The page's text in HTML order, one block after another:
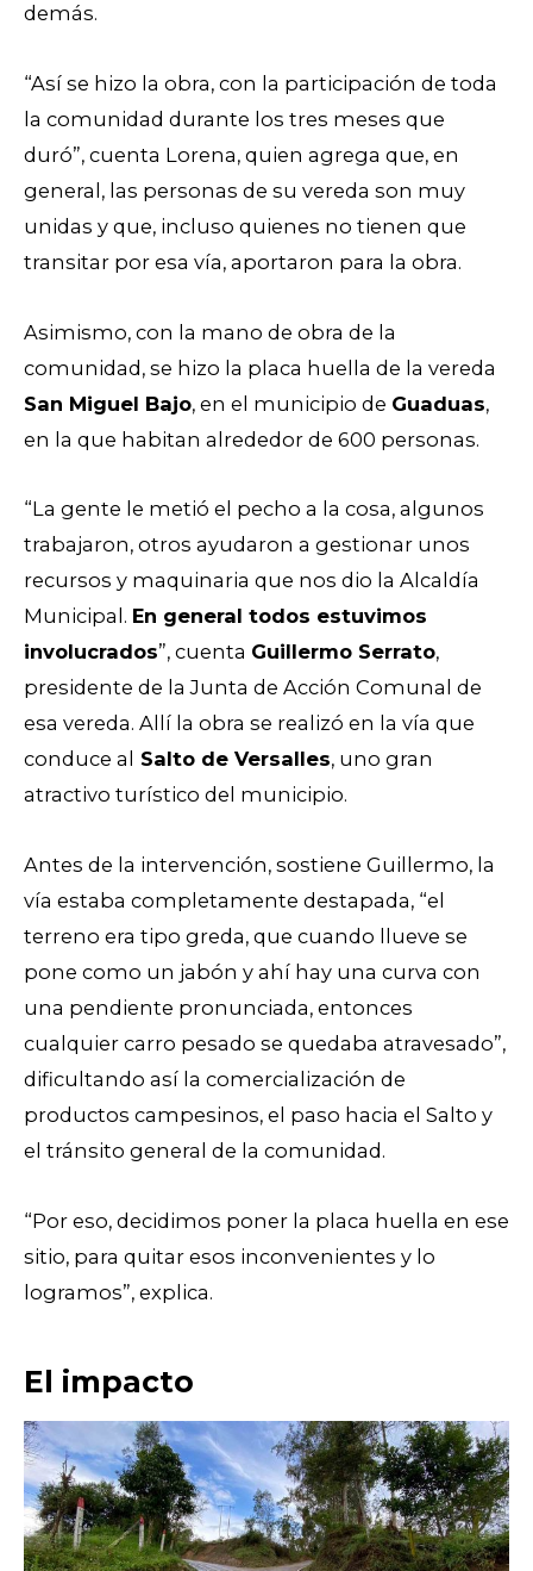
demás.
“Así se hizo la obra, con la participación de toda
la comunidad durante los tres meses que
duró”, cuenta Lorena, quien agrega que, en
general, las personas de su vereda son muy
unidas y que, incluso quienes no tienen que
transitar por esa vía, aportaron para la obra.
Asimismo, con la mano de obra de la
comunidad, se hizo la placa huella de la vereda
San Miguel Bajo, en el municipio de Guaduas,
en la que habitan alrededor de 600 personas.
“La gente le metió el pecho a la cosa, algunos
trabajaron, otros ayudaron a gestionar unos
recursos y maquinaria que nos dio la Alcaldía
Municipal. En general todos estuvimos
involucrados”, cuenta Guillermo Serrato,
presidente de la Junta de Acción Comunal de
esa vereda. Allí la obra se realizó en la vía que
conduce al
Salto de Versalles, uno gran
atractivo turístico del municipio.
Antes de la intervención, sostiene Guillermo, la
vía estaba completamente destapada, “el
terreno era tipo greda, que cuando llueve se
pone como un jabón y ahí hay una curva con
una pendiente pronunciada, entonces
cualquier carro pesado se quedaba atravesado”,
dificultando así la comercialización de
productos campesinos, el paso hacia el Salto y
el tránsito general de la comunidad.
“Por eso, decidimos poner la placa huella en ese
sitio, para quitar esos inconvenientes y lo
logramos”, explica.
El impacto